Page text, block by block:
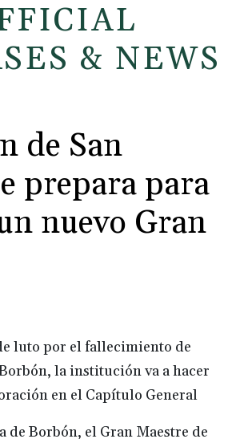
& NEWS
de San
prepara para
nuevo Gran
luto por el fallecimiento de
la institución va a hacer
en el Capítulo General
de Borbón, el Gran Maestre de